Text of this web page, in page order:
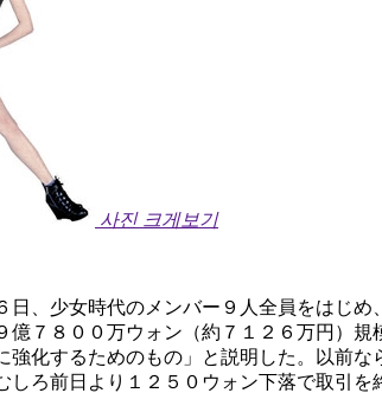
사진 크게보기
、少女時代のメンバー９人全員をはじ
７８００万ウォン（約７１２６万円）
化するためのもの」と説明した。以前
ろ前日より１２５０ウォン下落で取引